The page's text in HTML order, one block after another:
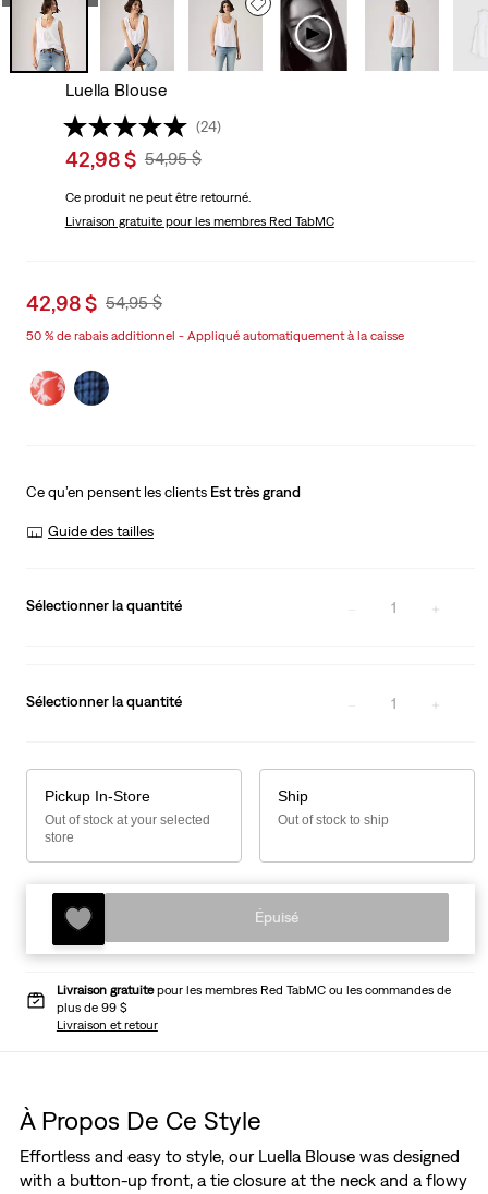
Luella Blouse
(24)
Sale
is
42,98 $ Original
Was
54,95 $
Ce produit ne peut être retourné.
Livraison gratuitepour les membres Red TabMC
Sale
is
42,98 $ Original
54,95 $
50 % de rabais additionnel - Appliqué automatiquement à la caisse
Ce qu’en pensent les clients Est très grand
Guide des tailles
Sélectionner la quantité 1
Sélectionner la quantité 1
Pickup In-Store
Out of stock at your selected
store
Ship
Out of stock to ship
Épuisé
Livraison gratuitepour les membres Red TabMC ou les commandes de
plus de 99 $
Livraison et retour
À Propos De Ce Style
Effortless and easy to style, our Luella Blouse was designed
with a button-up front, a tie closure at the neck and a flowy